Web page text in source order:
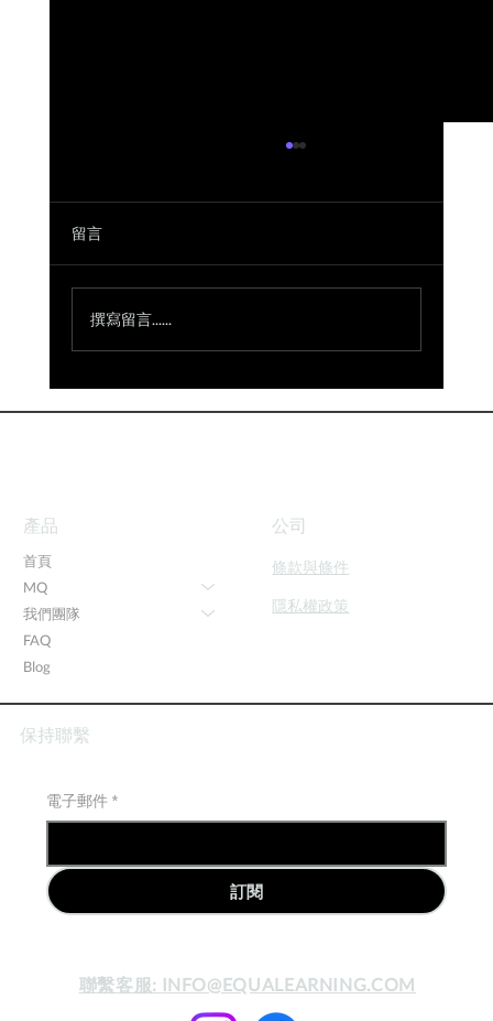
留言
撰寫留言......
首頁
MQ
我們團隊
FAQ
Blog
產品
條款與條件
公司
隱私權政策
電子郵件 *
訂閱
保持聯繫
聯繫客服: INFO@EQUALEARNING.COM